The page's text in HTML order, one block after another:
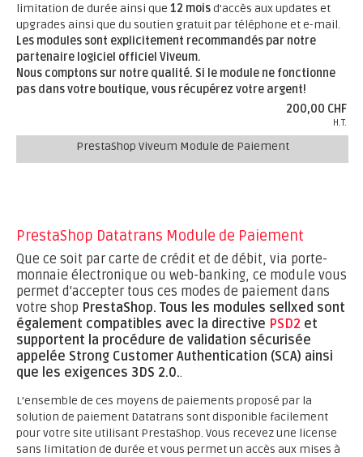
limitation de durée ainsi que 12 moisd'accès aux updates et
upgrades ainsi que du soutien gratuit par téléphone et e-mail.
Les modules sont explicitement recommandés par notre
partenaire logiciel officiel Viveum.
Nous comptons sur notre qualité. Si le module ne fonctionne
pas dans votre boutique, vous récupérez votre argent!
200,00 CHF
H.T.
PrestaShop Viveum Module de Paiement
PrestaShop Datatrans Module de Paiement
Que ce soit par carte de crédit et de débit, via porte-
monnaie électronique ou web-banking, ce module vous
permet d'accepter tous ces modes de paiement dans
votre shop PrestaShop. Tous les modules sellxed sont
également compatibles avec la directive PSD2 et
supportent la procédure de validation sécurisée
appelée Strong Customer Authentication (SCA) ainsi
que les exigences 3DS 2.0..
L’ensemble de ces moyens de paiements proposé par la
solution de paiement Datatrans sont disponible facilement
pour votre site utilisant PrestaShop. Vous recevez une license
sans limitation de durée et vous permet un accès aux mises à